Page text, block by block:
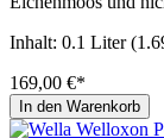
Inhalt: 0.1 Liter
169,00 €*
In den Warenkorb